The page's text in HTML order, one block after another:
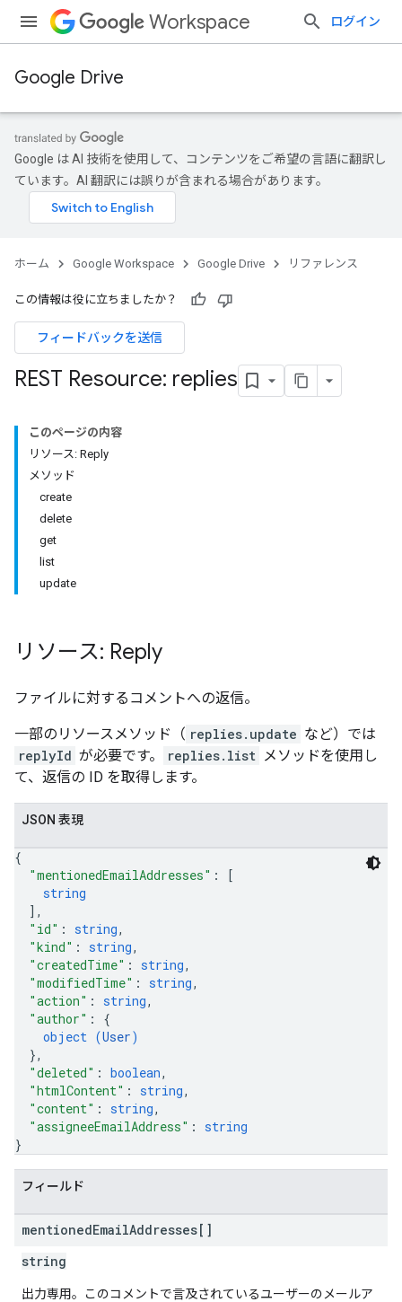
Workspace ログイン
Google Drive
Google は AI 技術を使用して、コンテンツをご希望の言語に翻訳し
ています。AI 翻訳には誤りが含まれる場合があります。
ホーム Google Workspace Google Drive リファレンス
この情報は役に立ちましたか？
フィードバックを送信
REST Resource: replies
このページの内容
リソース: Reply
メソッド
create
delete
get
list
update
リソース: Reply
ファイルに対するコメントへの返信。
一部のリソースメソッド（ replies.update など）では
replyId が必要です。 replies.list メソッドを使用し
て、返信の ID を取得します。
JSON 表現
{
"mentionedEmailAddresses" :
[
string
] ,
"id" : string,
"kind" : string,
"createdTime" : string,
"modifiedTime" : string,
"action" : string,
"author" : {
object (User)
},
"deleted" : boolean,
"htmlContent" : string,
"content" : string,
"assigneeEmailAddress" : string
}
フィールド
mentionedEmailAddresses[]
string
出力専用。このコメントで言及されているユーザーのメールア